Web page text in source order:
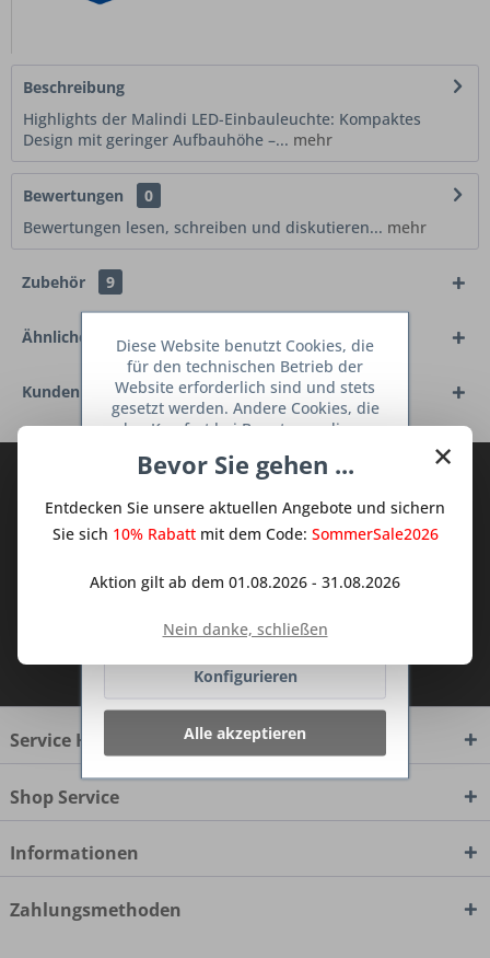
Beschreibung
Highlights der Malindi LED-Einbauleuchte: Kompaktes
Design mit geringer Aufbauhöhe –... mehr
Bewertungen
0
Bewertungen lesen, schreiben und diskutieren... mehr
Zubehör 9
Ähnliche Artikel
Kunden haben sich ebenfalls angesehen
Abonnieren Sie den kostenlosen Deine
TraumKüche Newsletter und verpassen
Sie keine Neuigkeit oder Aktion mehr aus
zur Kenntnis genommen.
Service Hotline
Shop Service
Informationen
Zahlungsmethoden
×
Bevor Sie gehen ...
Entdecken Sie unsere aktuellen Angebote und sichern
Sie sich 10% Rabattmit dem Code: SommerSale2026
Aktion gilt ab dem 01.08.2026 - 31.08.2026
Nein danke, schließen
Diese Website benutzt Cookies, die
für den technischen Betrieb der
Website erforderlich sind und stets
gesetzt werden. Andere Cookies, die
den Komfort bei Benutzung dieser
dienen oder die Interaktion mit
Netzwerken vereinfachen sollen,
werden nur mit Ihrer Zustimmung
Ablehnen
Konfigurieren
Alle akzeptieren